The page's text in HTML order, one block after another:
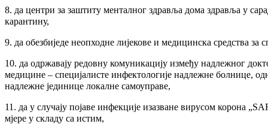
8. да центри за заштиту менталног здравља дома здравља у
карантину,
9. да обезбиједе неопходне лијекове и медицинска средства
10. да одржавају редовну комуникацију између надлежног
медицине – специјалисте инфектологије надлежне болнице,
надлежне јединице локалне самоуправе,
11. да у случају појаве инфекције изазване вирусом корона
мјере у складу са истим,